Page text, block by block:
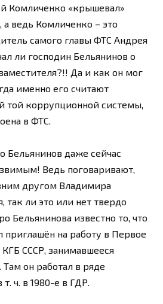
Комличенко «крышевал»
ведь Комличенко – это
самого главы ФТС Андрея
ли господин Бельянинов о
Да и как он мог
именно его считают
той коррупционной системы,
в ФТС.
Бельянинов даже сейчас
Ведь поговаривают,
другом Владимира
так ли это или нет твердо
Бельянинова известно то, что
приглашён на работу в Первое
КГБ СССР, занимавшееся
он работал в ряде
ч. в 1980-е в ГДР.